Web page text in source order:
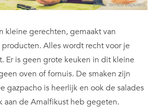
kleine gerechten, gemaakt van
Alles wordt recht voor je
Er is geen grote keuken in dit kleine
oven of fornuis. De smaken zijn
gazpacho is heerlijk en ook de salades
aan de Amalfikust heb gegeten.